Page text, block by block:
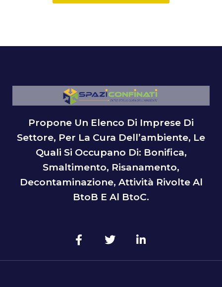
Propone Un Elenco Di Imprese Di
Settore, Per La Cura Dell’ambiente, Le
Quali Si Occupano Di: Bonifica,
Smaltimento, Risanamento,
Decontaminazione, Attività Rivolte Al
BtoB E Al BtoC.